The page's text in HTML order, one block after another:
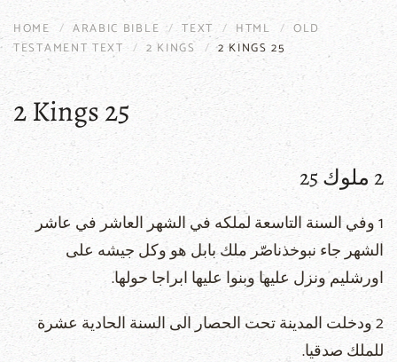
HOME ARABIC BIBLE TEXT HTML
OLD
TESTAMENT TEXT
2 KINGS 2 KINGS 25
2 Kings 25
2 ملوك 25
1 وفي السنة التاسعة لملكه في الشهر العاشر في عاشر
الشهر جاء نبوخذناصّر ملك بابل هو وكل جيشه على
اورشليم ونزل عليها وبنوا عليها ابراجا حولها.
2 ودخلت المدينة تحت الحصار الى السنة الحادية عشرة
للملك صدقيا.